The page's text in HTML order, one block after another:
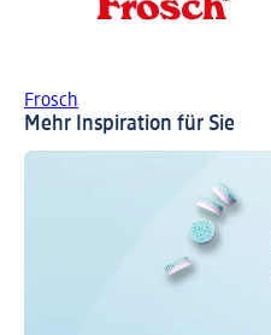
Frosch
Mehr Inspiration für Sie